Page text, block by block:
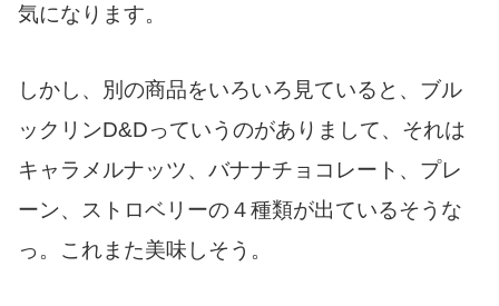
気になります。
しかし、別の商品をいろいろ見ていると、ブル
ックリンD&Dっていうのがありまして、それは
キャラメルナッツ、バナナチョコレート、プレ
ーン、ストロベリーの４種類が出ているそうな
っ。これまた美味しそう。